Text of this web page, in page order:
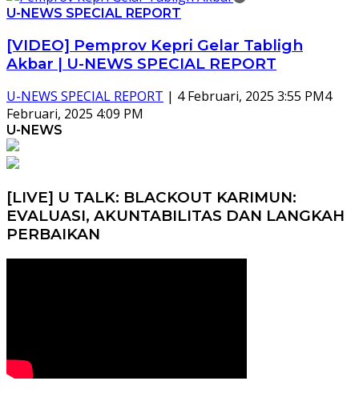
U-NEWS SPECIAL REPORT
[VIDEO] Pemprov Kepri Gelar Tabligh
Akbar | U-NEWS SPECIAL REPORT
U-NEWS SPECIAL REPORT | 4 Februari, 2025 3:55 PM4
Februari, 2025 4:09 PM
U-NEWS
[LIVE] U TALK: BLACKOUT KARIMUN:
EVALUASI, AKUNTABILITAS DAN LANGKAH
PERBAIKAN